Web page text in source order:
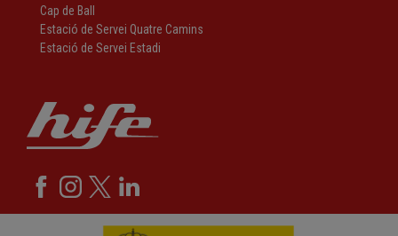
Cap de Ball
Estació de Servei Quatre Camins
Estació de Servei Estadi